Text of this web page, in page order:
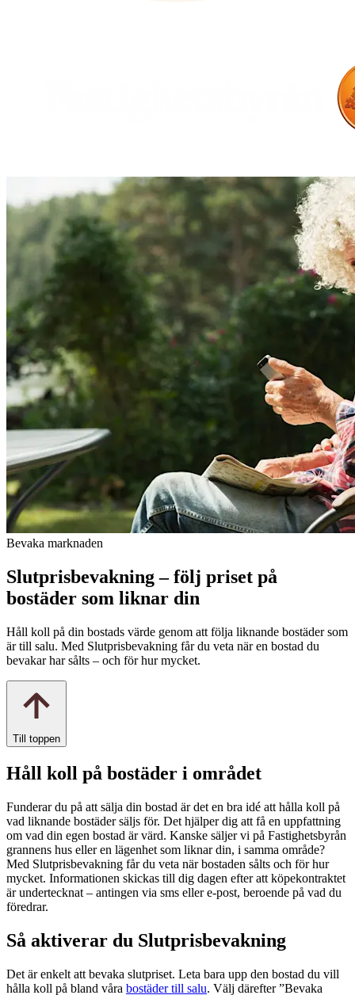
Bevaka marknaden
Slutprisbevakning – följ priset på
bostäder som liknar din
Håll koll på din bostads värde genom att följa liknande bostäder som
är till salu. Med Slutprisbevakning får du veta när en bostad du
bevakar har sålts – och för hur mycket.
Till toppen
Håll koll på bostäder i området
Funderar du på att sälja din bostad är det en bra idé att hålla koll på
vad liknande bostäder säljs för. Det hjälper dig att få en uppfattning
om vad din egen bostad är värd. Kanske säljer vi på Fastighetsbyrån
grannens hus eller en lägenhet som liknar din, i samma område?
Med Slutprisbevakning får du veta när bostaden sålts och för hur
mycket. Informationen skickas till dig dagen efter att köpekontraktet
är undertecknat – antingen via sms eller e-post, beroende på vad du
föredrar.
Så aktiverar du Slutprisbevakning
Det är enkelt att bevaka slutpriset. Leta bara upp den bostad du vill
hålla koll på bland våra bostäder till salu. Välj därefter ”Bevaka